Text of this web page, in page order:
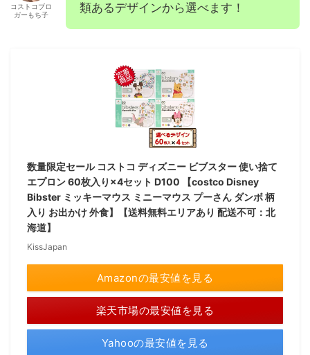
コストコブロ
ガーもち子
類あるデザインから選べます！
数量限定セール コストコ ディズニー ビブスター 使い捨て
エプロン 60枚入り×4セット D100 【costco Disney
Bibster ミッキーマウス ミニーマウス プーさん ダンボ 柄
入り お出かけ 外食】【送料無料エリアあり 配送不可：北
海道】
KissJapan
Amazonの最安値を見る
楽天市場の最安値を見る
Yahooの最安値を見る